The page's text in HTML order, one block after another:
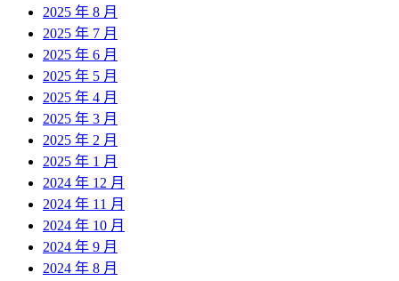
2025 年 8 月
2025 年 7 月
2025 年 6 月
2025 年 5 月
2025 年 4 月
2025 年 3 月
2025 年 2 月
2025 年 1 月
2024 年 12 月
2024 年 11 月
2024 年 10 月
2024 年 9 月
2024 年 8 月